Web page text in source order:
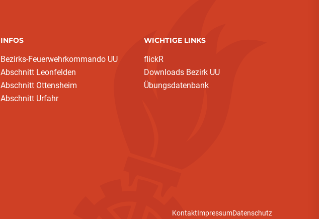
INFOS
Bezirks-Feuerwehrkommando UU
Abschnitt Leonfelden
Abschnitt Ottensheim
Abschnitt Urfahr
WICHTIGE LINKS
flickR
Downloads Bezirk UU
Übungsdatenbank
KontaktImpressumDatenschutz